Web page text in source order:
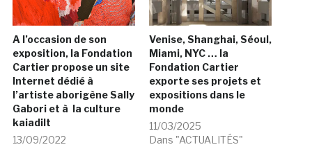
A l’occasion de son
exposition, la Fondation
Cartier propose un site
Internet dédié à
l’artiste aborigène Sally
Gabori et à la culture
kaiadilt
13/09/2022
Venise, Shanghai, Séoul,
Miami, NYC … la
Fondation Cartier
exporte ses projets et
expositions dans le
monde
11/03/2025
Dans "ACTUALITÉS"